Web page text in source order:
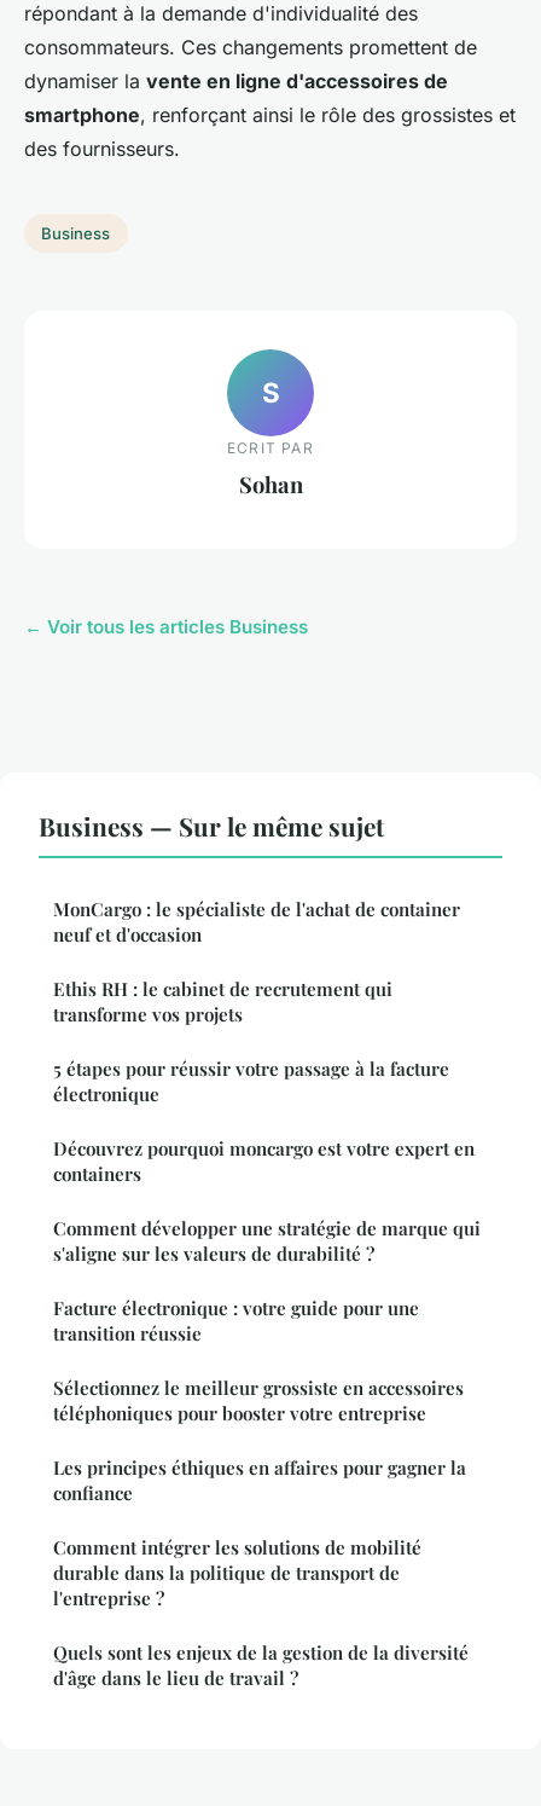
répondant à la demande d'individualité des
consommateurs. Ces changements promettent de
dynamiser la vente en ligne d'accessoires de
smartphone, renforçant ainsi le rôle des grossistes et
des fournisseurs.
Business
S
ECRIT PAR
Sohan
← Voir tous les articles Business
Business — Sur le même sujet
MonCargo : le spécialiste de l'achat de container
neuf et d'occasion
Ethis RH : le cabinet de recrutement qui
transforme vos projets
5 étapes pour réussir votre passage à la facture
électronique
Découvrez pourquoi moncargo est votre expert en
containers
Comment développer une stratégie de marque qui
s'aligne sur les valeurs de durabilité ?
Facture électronique : votre guide pour une
transition réussie
Sélectionnez le meilleur grossiste en accessoires
téléphoniques pour booster votre entreprise
Les principes éthiques en affaires pour gagner la
confiance
Comment intégrer les solutions de mobilité
durable dans la politique de transport de
l'entreprise ?
Quels sont les enjeux de la gestion de la diversité
d'âge dans le lieu de travail ?